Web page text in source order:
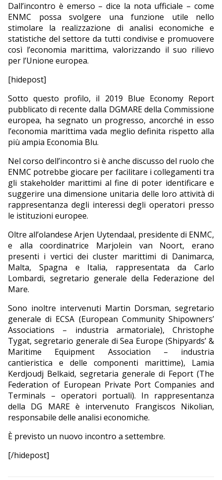
Dall’incontro è emerso – dice la nota ufficiale – come
ENMC possa svolgere una funzione utile nello
stimolare la realizzazione di analisi economiche e
statistiche del settore da tutti condivise e promuovere
così l’economia marittima, valorizzando il suo rilievo
per l’Unione europea.
[hidepost]
Sotto questo profilo, il 2019 Blue Economy Report
pubblicato di recente dalla DGMARE della Commissione
europea, ha segnato un progresso, ancorché in esso
l’economia marittima vada meglio definita rispetto alla
più ampia Economia Blu.
Nel corso dell’incontro si è anche discusso del ruolo che
ENMC potrebbe giocare per facilitare i collegamenti tra
gli stakeholder marittimi al fine di poter identificare e
suggerire una dimensione unitaria delle loro attività di
rappresentanza degli interessi degli operatori presso
le istituzioni europee.
Oltre all’olandese Arjen Uytendaal, presidente di ENMC,
e alla coordinatrice Marjolein van Noort, erano
presenti i vertici dei cluster marittimi di Danimarca,
Malta, Spagna e Italia, rappresentata da Carlo
Lombardi, segretario generale della Federazione del
Mare.
Sono inoltre intervenuti Martin Dorsman, segretario
generale di ECSA (European Community Shipowners’
Associations – industria armatoriale), Christophe
Tygat, segretario generale di Sea Europe (Shipyards’ &
Maritime Equipment Association – industria
cantieristica e delle componenti marittime), Lamia
Kerdjoudj Belkaid, segretaria generale di Feport (The
Federation of European Private Port Companies and
Terminals – operatori portuali). In rappresentanza
della DG MARE è intervenuto Frangiscos Nikolian,
responsabile delle analisi economiche.
È previsto un nuovo incontro a settembre.
[/hidepost]